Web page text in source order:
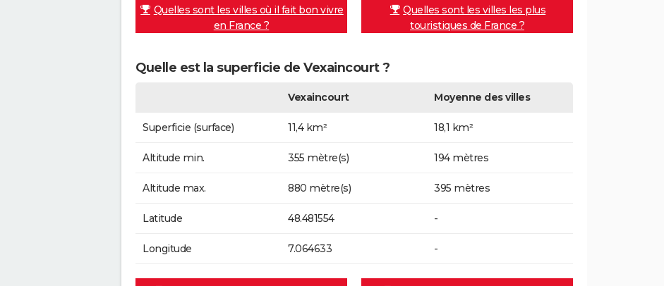
Quelles sont les villes où il fait bon vivre
en France ?
Quelles sont les villes les plus
touristiques de France ?
Quelle est la superficie de Vexaincourt ?
Vexaincourt Moyenne des villes
Superficie (surface) 11,4 km² 18,1 km²
Altitude min. 355 mètre(s) 194 mètres
Altitude max. 880 mètre(s) 395 mètres
Latitude 48.481554 -
Longitude 7.064633 -